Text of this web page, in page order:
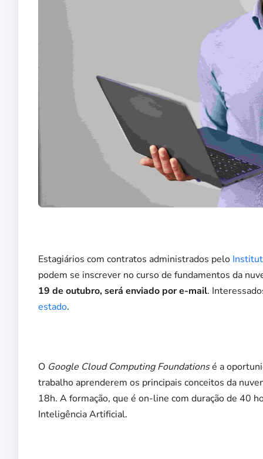
Estagiários com contratos administrados pelo
podem se inscrever no curso de fundamentos da
19 de outubro, será enviado por e-mail.
estado.
O Google Cloud Computing Foundationsé a
trabalho aprenderem os principais conceitos da
18h. A formação, que é on-line com duração de 40
Inteligência Artificial.